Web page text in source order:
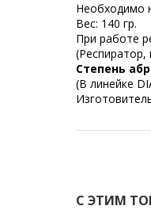
Необходимо
Вес: 140 гр.
При работе
(Респиратор,
Степень
(В линейке
С ЭТИМ